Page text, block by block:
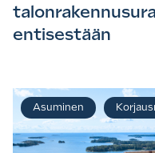
entisestään
Asuminen